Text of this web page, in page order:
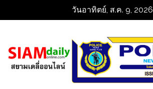
วันอาทิตย์, ส.ค. 9, 2026